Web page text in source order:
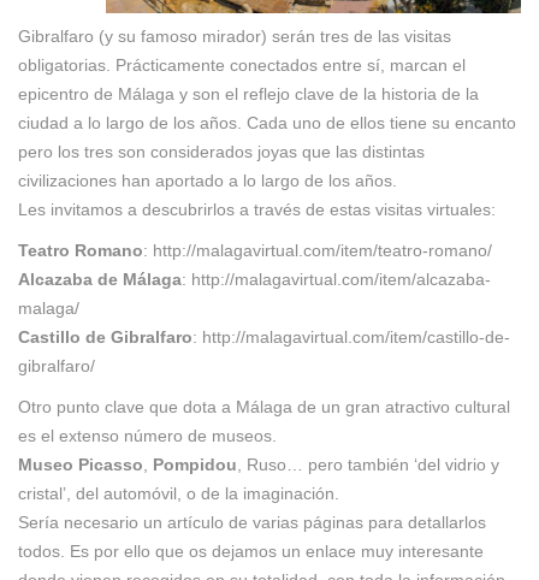
Gibralfaro (y su famoso mirador) serán tres de las visitas
obligatorias. Prácticamente conectados entre sí, marcan el
epicentro de Málaga y son el reflejo clave de la historia de la
ciudad a lo largo de los años. Cada uno de ellos tiene su encanto
pero los tres son considerados joyas que las distintas
civilizaciones han aportado a lo largo de los años.
Les invitamos a descubrirlos a través de estas visitas virtuales:
Teatro Romano: http://malagavirtual.com/item/teatro-romano/
Alcazaba de Málaga: http://malagavirtual.com/item/alcazaba-
malaga/
Castillo de Gibralfaro: http://malagavirtual.com/item/castillo-de-
gibralfaro/
Otro punto clave que dota a Málaga de un gran atractivo cultural
es el extenso número de museos.
Museo Picasso Pompidou , Ruso… pero también ‘del vidrio y
cristal’, del automóvil, o de la imaginación.
Sería necesario un artículo de varias páginas para detallarlos
todos. Es por ello que os dejamos un enlace muy interesante